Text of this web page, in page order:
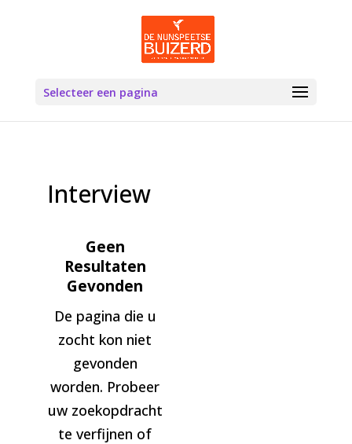
Selecteer een pagina
Interview
Geen
Resultaten
Gevonden
De pagina die u
zocht kon niet
gevonden
worden. Probeer
uw zoekopdracht
te verfijnen of